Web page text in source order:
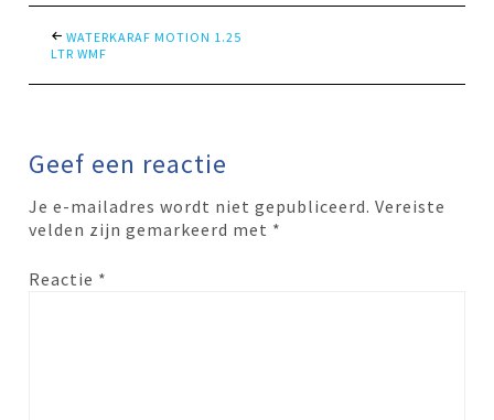
WATERKARAF MOTION 1.25
LTR WMF
Geef een reactie
Je e-mailadres wordt niet gepubliceerd. Vereiste
velden zijn gemarkeerd met *
Reactie *